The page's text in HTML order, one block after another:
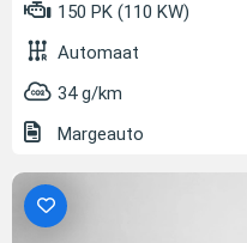
150 PK (110 KW)
Automaat
34 g/km
Margeauto